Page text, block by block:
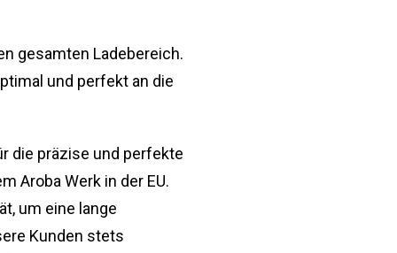
gesamten Ladebereich.
und perfekt an die
die präzise und perfekte
Aroba Werk in der EU.
um eine lange
Kunden stets